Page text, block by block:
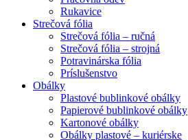
Rukavice
Strečová fólia
Strečová fólia – ručná
Strečová fólia – strojná
Potravinárska fólia
Príslušenstvo
Obálky
Plastové bublinkové obálky
Papierové bublinkové obálky
Kartonové obálky
Obálky plastové – kuriérske